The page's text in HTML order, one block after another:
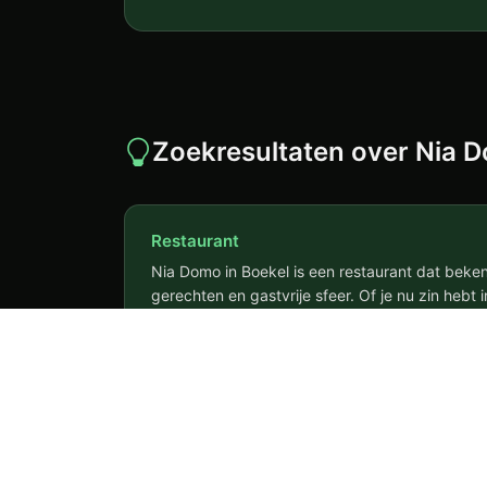
Zoekresultaten over Nia
Restaurant
Nia Domo in Boekel is een restaurant dat
gerechten en gastvrije sfeer. Of je nu zin hebt